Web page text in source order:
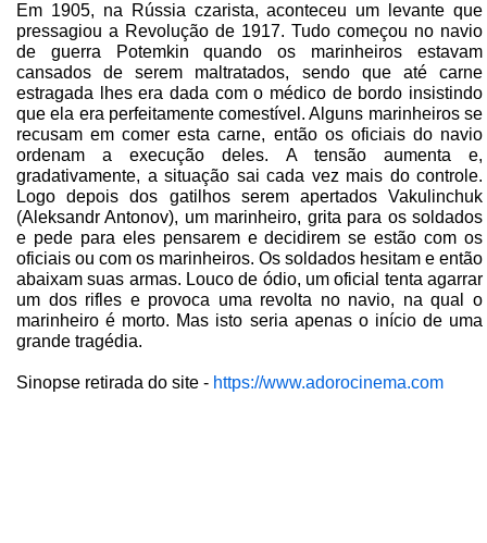
Em 1905, na Rússia czarista, aconteceu um levante que
pressagiou a Revolução de 1917. Tudo começou no navio
de guerra Potemkin quando os marinheiros estavam
cansados de serem maltratados, sendo que até carne
estragada lhes era dada com o médico de bordo insistindo
que ela era perfeitamente comestível. Alguns marinheiros se
recusam em comer esta carne, então os oficiais do navio
ordenam a execução deles. A tensão aumenta e,
gradativamente, a situação sai cada vez mais do controle.
Logo depois dos gatilhos serem apertados Vakulinchuk
(Aleksandr Antonov), um marinheiro, grita para os soldados
e pede para eles pensarem e decidirem se estão com os
oficiais ou com os marinheiros. Os soldados hesitam e então
abaixam suas armas. Louco de ódio, um oficial tenta agarrar
um dos rifles e provoca uma revolta no navio, na qual o
marinheiro é morto. Mas isto seria apenas o início de uma
grande tragédia.
Sinopse retirada do site - https://www.adorocinema.com